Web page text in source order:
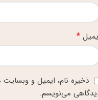
*
ذخیره نام، ایمیل و وبسایت
می‌نویسم.